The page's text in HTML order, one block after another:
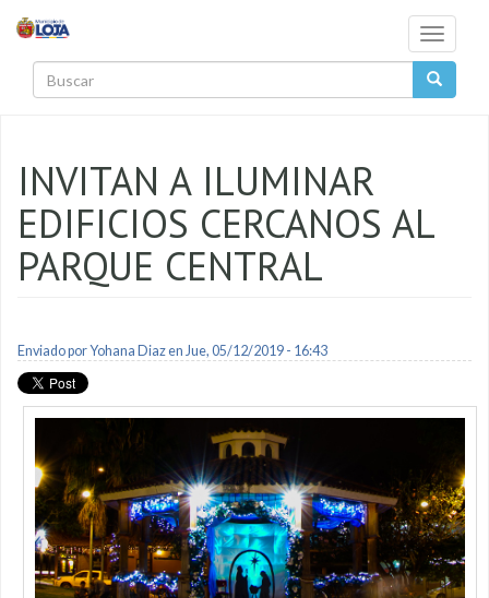
Toggle
INVITAN A ILUMINAR
EDIFICIOS CERCANOS AL
PARQUE CENTRAL
Enviado porYohana Diazen Jue, 05/12/2019 - 16:43